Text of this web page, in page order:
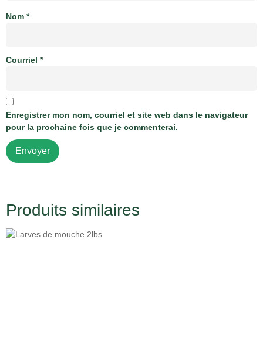
Nom *
Courriel *
Enregistrer mon nom, courriel et site web dans le navigateur
pour la prochaine fois que je commenterai.
Produits similaires